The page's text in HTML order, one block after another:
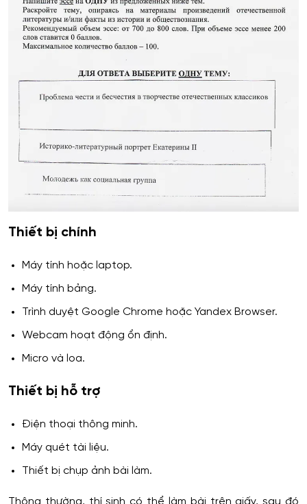
Thiết bị chính
Máy tính hoặc laptop.
Máy tính bảng.
Trình duyệt Google Chrome hoặc Yandex Browser.
Webcam hoạt động ổn định.
Micro và loa.
Thiết bị hỗ trợ
Điện thoại thông minh.
Máy quét tài liệu.
Thiết bị chụp ảnh bài làm.
Thông thường, thí sinh có thể làm bài trên giấy, sau đó